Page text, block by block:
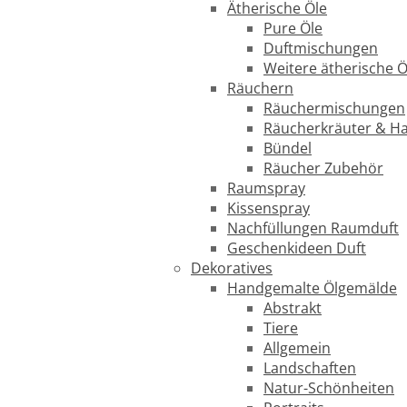
Ätherische Öle
Pure Öle
Duftmischungen
Weitere ätherische
Räuchern
Räuchermischungen
Räucherkräuter &
Bündel
Räucher Zubehör
Raumspray
Kissenspray
Nachfüllungen Raumduft
Geschenkideen Duft
Dekoratives
Handgemalte Ölgemälde
Abstrakt
Tiere
Allgemein
Landschaften
Natur-Schönheiten